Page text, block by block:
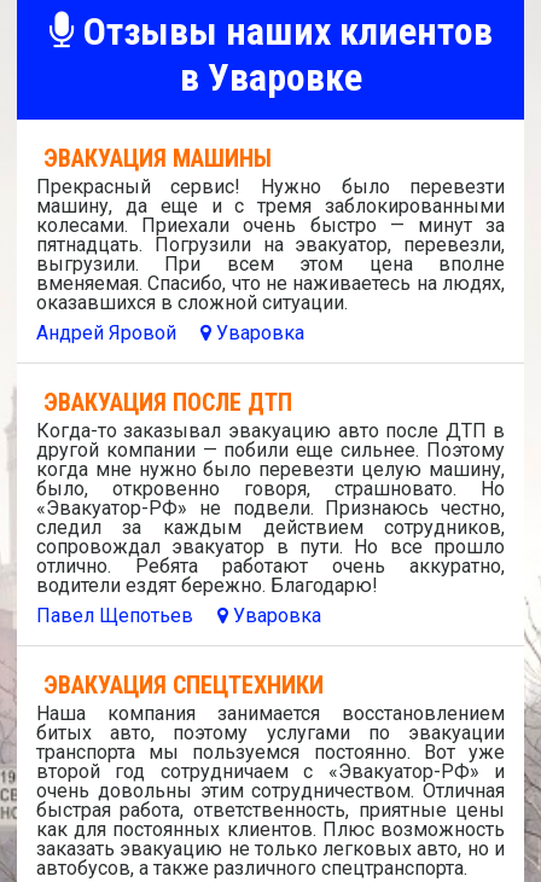
Отзывы наших клиентов
в Уваровке
ЭВАКУАЦИЯ МАШИНЫ
Прекрасный сервис! Нужно было перевезти
машину, да еще и с тремя заблокированными
колесами. Приехали очень быстро — минут за
пятнадцать. Погрузили на эвакуатор, перевезли,
выгрузили. При всем этом цена вполне
вменяемая. Спасибо, что не наживаетесь на людях,
оказавшихся в сложной ситуации.
Андрей Яровой
Уваровка
ЭВАКУАЦИЯ ПОСЛЕ ДТП
Когда-то заказывал эвакуацию авто после ДТП в
другой компании — побили еще сильнее. Поэтому
когда мне нужно было перевезти целую машину,
было, откровенно говоря, страшновато. Но
«Эвакуатор-РФ» не подвели. Признаюсь честно,
следил за каждым действием сотрудников,
сопровождал эвакуатор в пути. Но все прошло
отлично. Ребята работают очень аккуратно,
водители ездят бережно. Благодарю!
Павел Щепотьев
Уваровка
ЭВАКУАЦИЯ СПЕЦТЕХНИКИ
Наша компания занимается восстановлением
битых авто, поэтому услугами по эвакуации
транспорта мы пользуемся постоянно. Вот уже
второй год сотрудничаем с «Эвакуатор-РФ» и
очень довольны этим сотрудничеством. Отличная
быстрая работа, ответственность, приятные цены
как для постоянных клиентов. Плюс возможность
заказать эвакуацию не только легковых авто, но и
автобусов, а также различного спецтранспорта.